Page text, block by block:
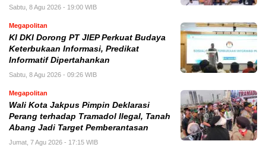
Sabtu, 8 Agu 2026 - 19:00 WIB
Megapolitan
KI DKI Dorong PT JIEP Perkuat Budaya
Keterbukaan Informasi, Predikat
Informatif Dipertahankan
Sabtu, 8 Agu 2026 - 09:26 WIB
Megapolitan
Wali Kota Jakpus Pimpin Deklarasi
Perang terhadap Tramadol Ilegal, Tanah
Abang Jadi Target Pemberantasan
Jumat, 7 Agu 2026 - 17:15 WIB